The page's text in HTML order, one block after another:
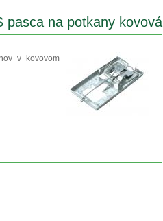
pasca na potkany kovová
v kovovom